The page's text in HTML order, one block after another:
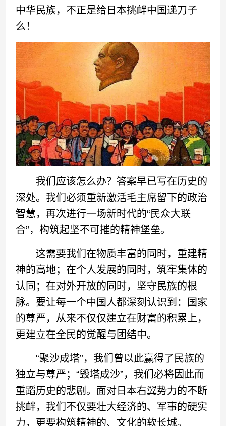
中华民族，不正是给日本挑衅中国递刀子
么！
我们应该怎么办？答案早已写在历史的
深处。我们必须重新激活毛主席留下的政治
智慧，再次进行一场新时代的“民众大联
合”，构筑起坚不可摧的精神堡垒。
这需要我们在物质丰富的同时，重建精
神的高地；在个人发展的同时，筑牢集体的
认同；在对外开放的同时，坚守民族的根
脉。要让每一个中国人都深刻认识到：国家
的尊严，从来不仅仅建立在财富的积累上，
更建立在全民的觉醒与团结中。
“聚沙成塔”，我们曾以此赢得了民族的
独立与尊严；“毁塔成沙”，我们必将因此而
重蹈历史的悲剧。面对日本右翼势力的不断
挑衅，我们不仅要壮大经济的、军事的硬实
力，更要构筑精神的、文化的软长城。